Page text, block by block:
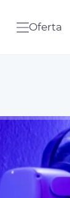
Oferta